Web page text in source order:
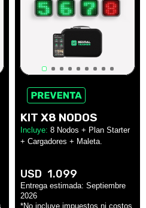
KIT X8 NODOS
Incluye: 8 Nodos + Plan Starter
+ Cargadores + Maleta.
USD 1.099